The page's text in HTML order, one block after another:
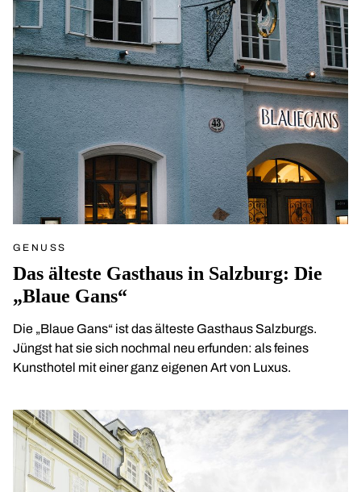
GENUSS
Das älteste Gasthaus in Salzburg: Die
„Blaue Gans“
Die „Blaue Gans“ ist das älteste Gasthaus Salzburgs.
Jüngst hat sie sich nochmal neu erfunden: als feines
Kunsthotel mit einer ganz eigenen Art von Luxus.